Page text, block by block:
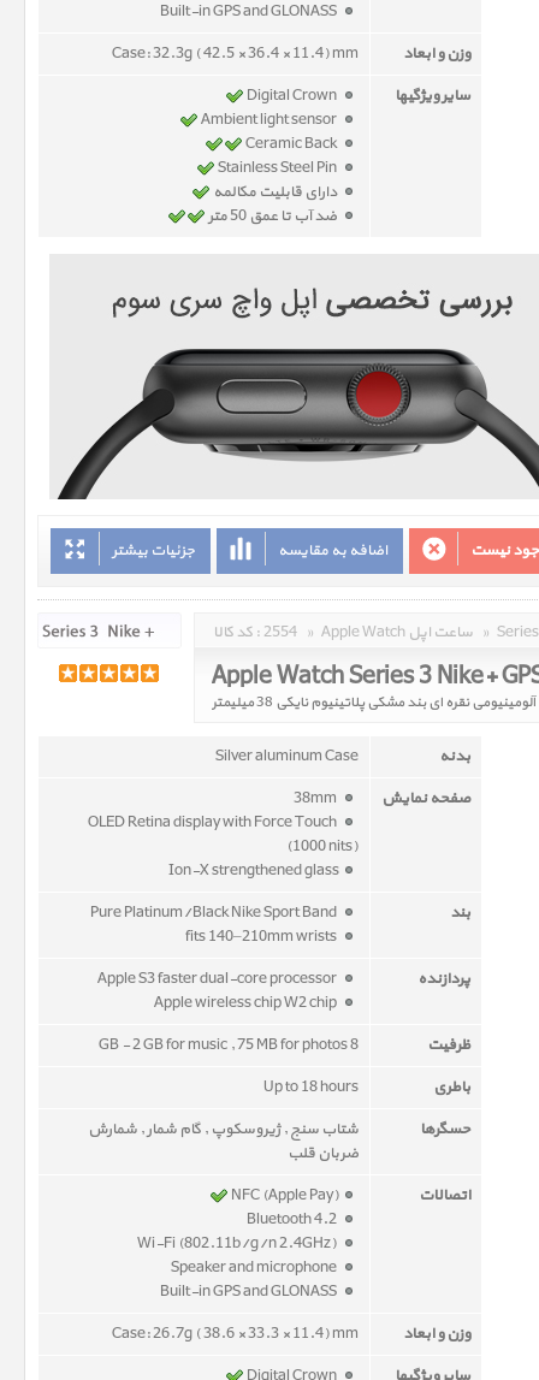
وزن و ابعاد
Case: 32.3g ( 42.5 × 36.4 × 11.4) mm
سایر ویژگیها
دارای قابلیت مکالمه
ضد آب تا عمق 50 متر
جزئیات بیشتر اضافه به مقایسه نیست
کد کالا : 2554 » Apple Watch ساعت اپل »
بدنه
Silver aluminum Case
صفحه نمایش
OLED Retina display with Force Touch
(1000 nits)
Ion-X strengthened glass
بند
پردازنده
ظرفیت
8 GB - 2 GB for music , 75 MB for photos
باطری
Up to 18 hours
حسگرها
شتاب سنج , ژیروسکوپ , گام شمار , شمارش
ضربان قلب
اتصالات
NFC (Apple Pay)
وزن و ابعاد
Case: 26.7g ( 38.6 × 33.3 × 11.4) mm